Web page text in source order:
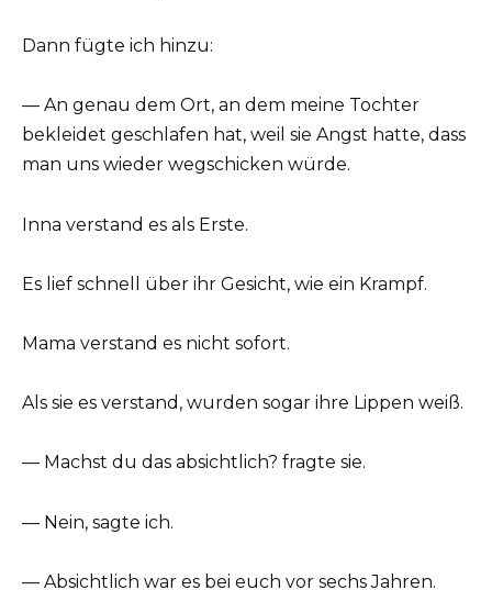
Dann fügte ich hinzu:
— An genau dem Ort, an dem meine Tochter
bekleidet geschlafen hat, weil sie Angst hatte, dass
man uns wieder wegschicken würde.
Inna verstand es als Erste.
Es lief schnell über ihr Gesicht, wie ein Krampf.
Mama verstand es nicht sofort.
Als sie es verstand, wurden sogar ihre Lippen weiß.
— Machst du das absichtlich? fragte sie.
— Nein, sagte ich.
— Absichtlich war es bei euch vor sechs Jahren.